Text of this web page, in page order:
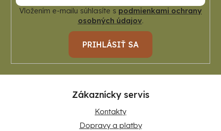
Vložením e-mailu súhlasíte s podmienkami ochrany
osobných údajov.
PRIHLÁSIŤ SA
Zákaznícky servis
Kontakty
Dopravy a platby